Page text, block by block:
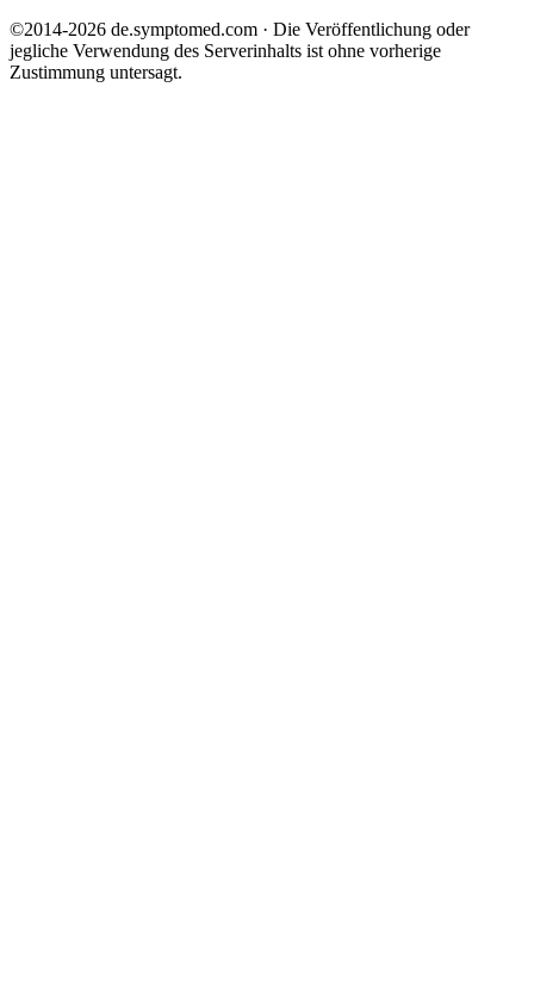
©2014-2026 de.symptomed.com · Die Veröffentlichung oder
jegliche Verwendung des Serverinhalts ist ohne vorherige
Zustimmung untersagt.